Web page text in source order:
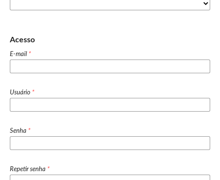
Acesso
E-mail *
Usuário *
Senha *
Repetir senha *